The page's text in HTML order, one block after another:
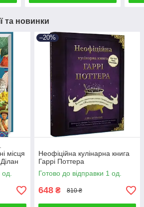
та новинки
місця
од.
–20%
Неофіційна кулінарна книга
Гаррі Поттера
Готово до відправки 1 од.
648 ₴ 810 ₴